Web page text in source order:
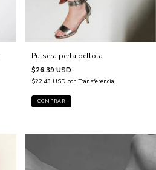
Pulsera perla bellota
$26.39 USD
$22.43 USD con Transferencia